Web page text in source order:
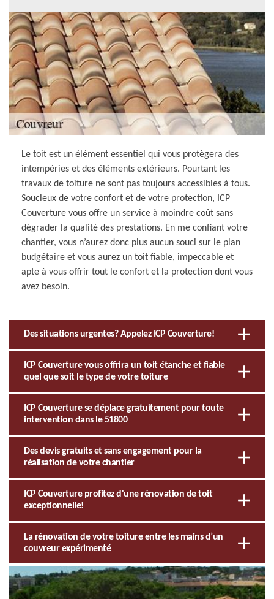
Le toit est un élément essentiel qui vous protègera des
intempéries et des éléments extérieurs. Pourtant les
travaux de toiture ne sont pas toujours accessibles à tous.
Soucieux de votre confort et de votre protection, ICP
Couverture vous offre un service à moindre coût sans
dégrader la qualité des prestations. En me confiant votre
chantier, vous n’aurez donc plus aucun souci sur le plan
budgétaire et vous aurez un toit fiable, impeccable et
apte à vous offrir tout le confort et la protection dont vous
avez besoin.
Des situations urgentes? Appelez ICP Couverture!
ICP Couverture vous offrira un toit étanche et fiable
quel que soit le type de votre toiture
ICP Couverture se déplace gratuitement pour toute
intervention dans le 51800
Des devis gratuits et sans engagement pour la
réalisation de votre chantier
ICP Couverture profitez d'une rénovation de toit
exceptionnelle!
La rénovation de votre toiture entre les mains d’un
couvreur expérimenté